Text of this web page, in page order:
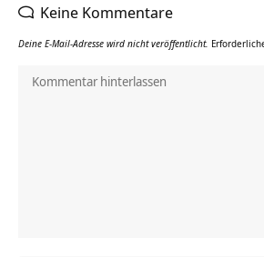
Keine Kommentare
Deine E-Mail-Adresse wird nicht veröffentlicht.